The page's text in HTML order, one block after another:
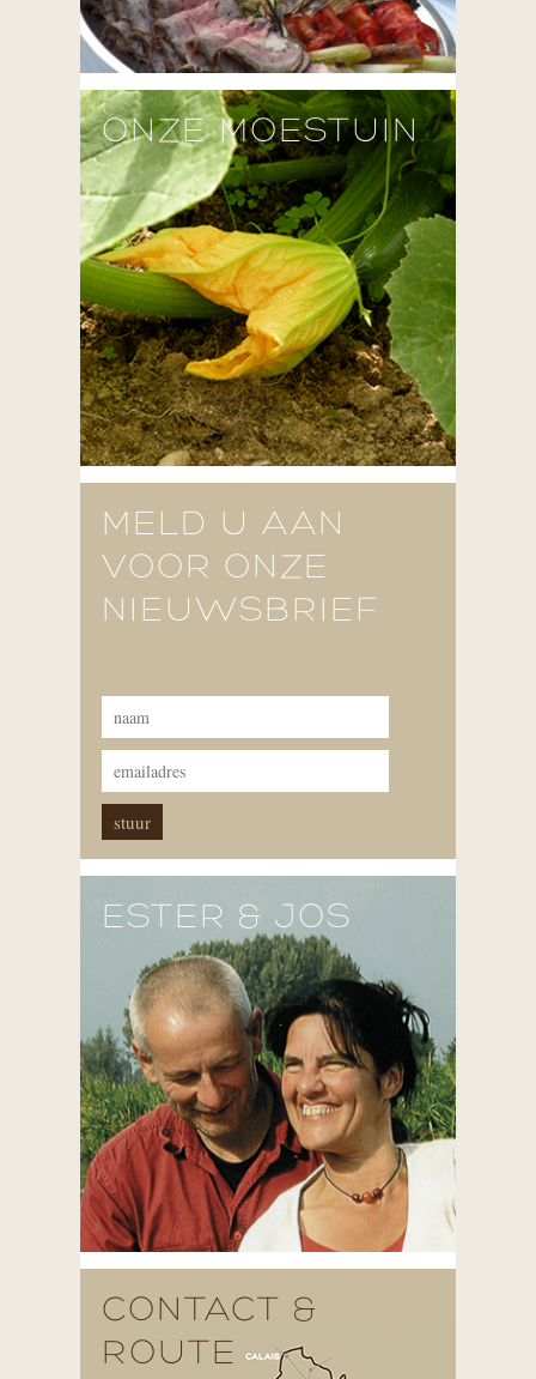
ONZE MOESTUIN
MELD U AAN
VOOR ONZE
NIEUWSBRIEF
ESTER & JOS
CONTACT &
ROUTE